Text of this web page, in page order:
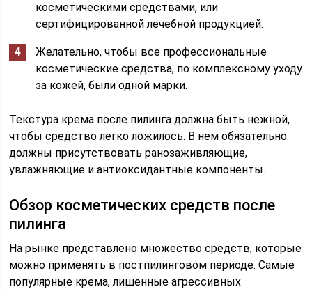
косметическими средствами, или
сертифицированной лечебной продукцией.
Желательно, чтобы все профессиональные
косметические средства, по комплексному уходу
за кожей, были одной марки.
Текстура крема после пилинга должна быть нежной,
чтобы средство легко ложилось. В нем обязательно
должны присутствовать ранозаживляющие,
увлажняющие и антиоксидантные компоненты.
Обзор косметических средств после
пилинга
На рынке представлено множество средств, которые
можно применять в постпилинговом периоде. Самые
популярные крема, лишенные агрессивных